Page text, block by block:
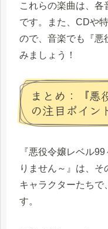
これらの楽曲は、各
です。また、CDや
ので、音楽でも『悪
みましょう！
まとめ：『悪
の注目ポイン
『悪役令嬢レベル
りません～』は、
キャラクターたちで
す。